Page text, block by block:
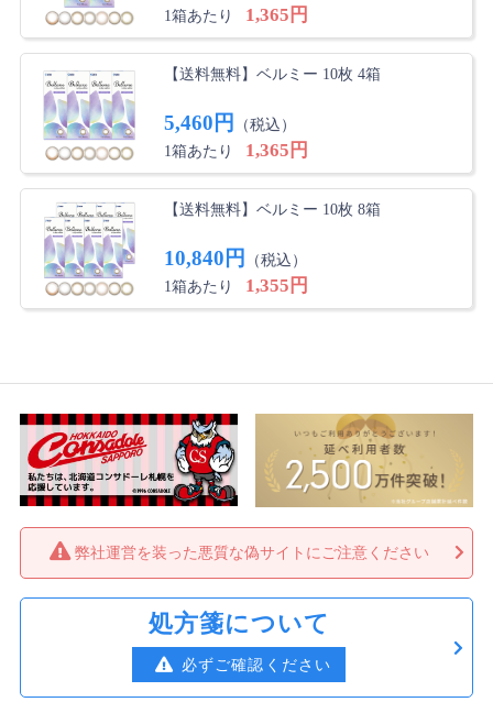
1箱あたり
1,365円
【送料無料】ベルミー 10枚 4箱
5,460円
（税込）
1箱あたり
1,365円
【送料無料】ベルミー 10枚 8箱
10,840円
（税込）
1箱あたり
1,355円
弊社運営を装った悪質な偽サイトにご注意ください
処方箋について
必ずご確認ください